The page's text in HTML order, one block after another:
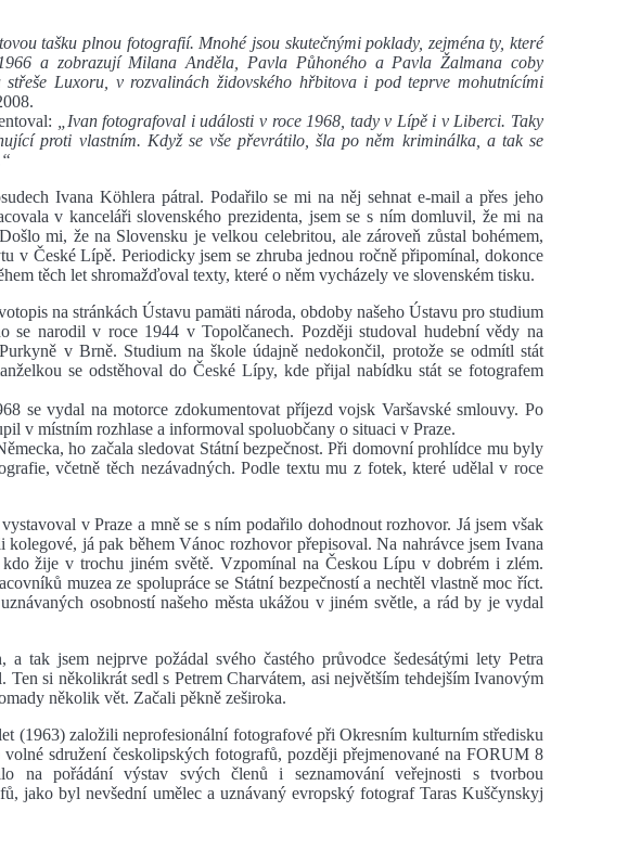
tašku plnou fotografií. Mnohé jsou skutečnými poklady, zejména ty, které
a zobrazují Milana Anděla, Pavla Půhoného a Pavla Žalmana coby
střeše Luxoru, v rozvalinách židovského hřbitova i pod teprve mohutnícími
„Ivan fotografoval i události v roce 1968, tady v Lípě i v Liberci. Taky
proti vlastním. Když se vše převrátilo, šla po něm kriminálka, a tak se
Ivana Köhlera pátral. Podařilo se mi na něj sehnat e-mail a přes jeho
v kanceláři slovenského prezidenta, jsem se s ním domluvil, že mi na
mi, že na Slovensku je velkou celebritou, ale zároveň zůstal bohémem,
v České Lípě. Periodicky jsem se zhruba jednou ročně připomínal, dokonce
těch let shromažďoval texty, které o něm vycházely ve slovenském tisku.
na stránkách Ústavu pamäti národa, obdoby našeho Ústavu pro studium
se narodil v roce 1944 v Topolčanech. Později studoval hudební vědy na
v Brně. Studium na škole údajně nedokončil, protože se odmítl stát
se odstěhoval do České Lípy, kde přijal nabídku stát se fotografem
se vydal na motorce zdokumentovat příjezd vojsk Varšavské smlouvy. Po
v místním rozhlase a informoval spoluobčany o situaci v Praze.
ho začala sledovat Státní bezpečnost. Při domovní prohlídce mu byly
včetně těch nezávadných. Podle textu mu z fotek, které udělal v roce
v Praze a mně se s ním podařilo dohodnout rozhovor. Já jsem však
kolegové, já pak během Vánoc rozhovor přepisoval. Na nahrávce jsem Ivana
žije v trochu jiném světě. Vzpomínal na Českou Lípu v dobrém i zlém.
muzea ze spolupráce se Státní bezpečností a nechtěl vlastně moc říct.
osobností našeho města ukážou v jiném světle, a rád by je vydal
tak jsem nejprve požádal svého častého průvodce šedesátými lety Petra
si několikrát sedl s Petrem Charvátem, asi největším tehdejším Ivanovým
několik vět. Začali pěkně zeširoka.
(1963) založili neprofesionální fotografové při Okresním kulturním středisku
sdružení českolipských fotografů, později přejmenované na FORUM 8
na pořádání výstav svých členů i seznamování veřejnosti s tvorbou
jako byl nevšední umělec a uznávaný evropský fotograf Taras Kuščynskyj